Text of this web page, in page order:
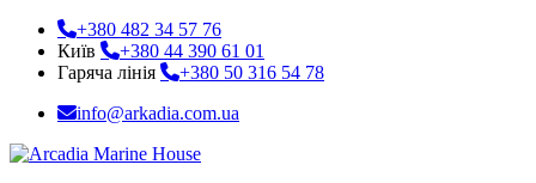
+380 482 34 57 76
Київ
+380 44 390 61 01
Гаряча лінія
+380 50 316 54 78
info@arkadia.com.ua